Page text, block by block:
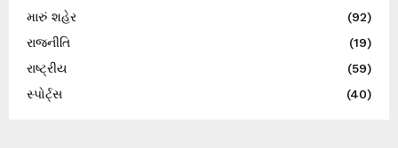
મારું શહેર
(92)
રાજનીતિ
(19)
રાષ્ટ્રીય
(59)
સ્પોર્ટ્સ
(40)